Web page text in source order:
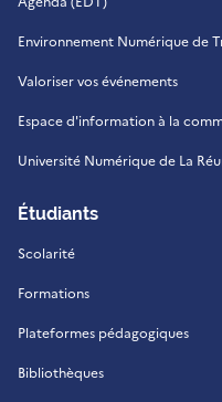
Environnement Numérique de
Valoriser vos événements
Espace d'information à la
Université Numérique de La
Étudiants
Scolarité
Formations
Plateformes pédagogiques
Bibliothèques